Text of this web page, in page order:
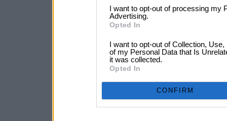
I want to opt-out of processing my
Advertising.
Opted In
I want to opt-out of Collection,
of my Personal Data that Is
it was collected.
Opted In
CONFIRM